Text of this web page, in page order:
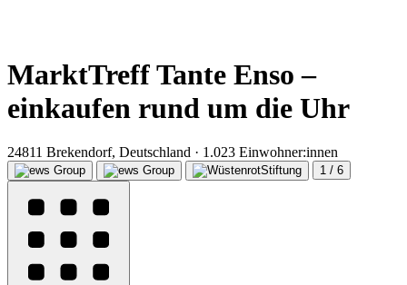
MarktTreff Tante Enso –
einkaufen rund um die Uhr
24811 Brekendorf, Deutschland · 1.023 Einwohner:innen
1 / 6